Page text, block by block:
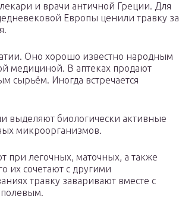
и врачи античной Греции. Для
Европы ценили травку за
Оно хорошо известно народным
медициной. В аптеках продают
сырьём. Иногда встречается
выделяют биологически активные
микроорганизмов.
при легочных, маточных, а также
их сочетают с другими
травку заваривают вместе с